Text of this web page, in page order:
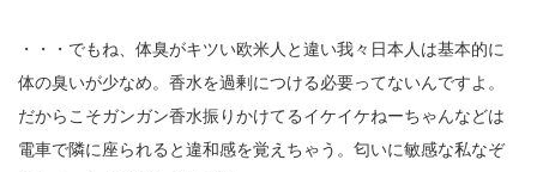
・・・でもね、体臭がキツい欧米人と違い我々日本人は基本的に
体の臭いが少なめ。香水を過剰につける必要ってないんですよ。
だからこそガンガン香水振りかけてるイケイケねーちゃんなどは
電車で隣に座られると違和感を覚えちゃう。匂いに敏感な私なぞ